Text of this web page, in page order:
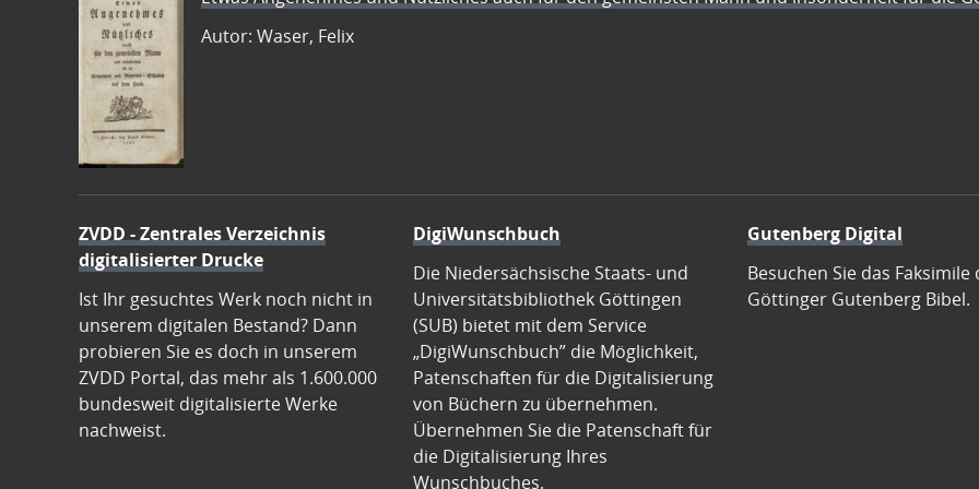
Autor: Waser, Felix
ZVDD - Zentrales Verzeichnis
digitalisierter Drucke
Ist Ihr gesuchtes Werk noch nicht in
unserem digitalen Bestand? Dann
probieren Sie es doch in unserem
ZVDD Portal, das mehr als 1.600.000
bundesweit digitalisierte Werke
nachweist.
DigiWunschbuch
Die Niedersächsische Staats- und
Universitätsbibliothek Göttingen
(SUB) bietet mit dem Service
„DigiWunschbuch” die Möglichkeit,
Patenschaften für die Digitalisierung
von Büchern zu übernehmen.
Übernehmen Sie die Patenschaft für
die Digitalisierung Ihres
Wunschbuches.
Gutenberg Digital
Besuchen Sie das Faksimile
Göttinger Gutenberg Bibel.